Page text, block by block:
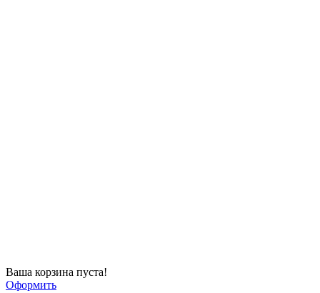
Ваша корзина пуста!
Оформить